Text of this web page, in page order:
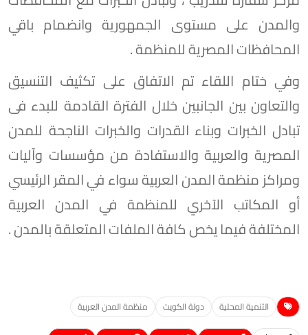
والمدن على مستوى الجمهورية وانضمام باقي
المحافظات المصرية للمنظمة .
وفي ختام اللقاء تم الاتفاق على تكثيف التنسيق
والتعاون بين الجانبين خلال الفترة القادمة للبدء فى
تبادل الخبرات وبناء القدرات والخبرات الناجحة للمدن
المصرية والعربية والاستفادة من مؤسسات وآليات
ومراكز منظمة المدن العربية سواء في المقر الرئيسي
أو المكاتب الآخري للمنظمة في المدن العربية
المختلفة فيما يخص كافة الملفات المتعلقة بالمدن .
التنمية المحلية دولة الكويت منظمة المدن العربية